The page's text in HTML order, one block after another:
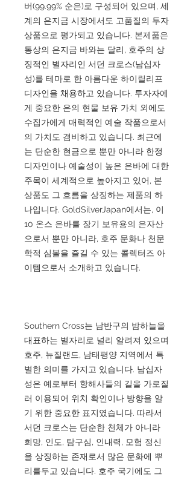
버(99.99% 순은)로 구성되어 있으며, 세
계의 은지금 시장에서도 고품질의 투자
상품으로 평가되고 있습니다. 본제품은
통상의 은지금 바와는 달리, 호주의 상
징적인 별자리인 서던 크로스(남십자
성)를 테마로 한 아름다운 하이릴리프
디자인을 채용하고 있습니다. 투자자에
게 중요한 은의 현물 보유 가치 외에도
수집가에게 매력적인 예술 작품으로서
의 가치도 겸비하고 있습니다. 최근에
는 단순한 현금으로 뿐만 아니라 한정
디자인이나 예술성이 높은 은바에 대한
주목이 세계적으로 높아지고 있어, 본
상품도 그 흐름을 상징하는 제품의 하
나입니다. GoldSilverJapan에서는, 이
10 온스 은바를 장기 보유용의 은자산
으로서 뿐만 아니라, 호주 문화나 천문
학적 심볼을 즐길 수 있는 콜렉터즈 아
이템으로서 소개하고 있습니다.
Southern Cross는 남반구의 밤하늘을
대표하는 별자리로 널리 알려져 있으며
호주, 뉴질랜드, 남태평양 지역에서 특
별한 의미를 가지고 있습니다. 남십자
성은 예로부터 항해사들의 길을 가로질
러 이용되어 위치 확인이나 방향을 알
기 위한 중요한 표지였습니다. 따라서
서던 크로스는 단순한 천체가 아니라
희망, 인도, 탐구심, 인내력, 모험 정신
을 상징하는 존재로서 많은 문화에 뿌
리를두고 있습니다. 호주 국기에도 그